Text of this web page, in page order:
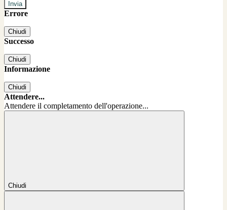
Errore
Chiudi
Successo
Chiudi
Informazione
Chiudi
Attendere...
Attendere il completamento dell'operazione...
Chiudi